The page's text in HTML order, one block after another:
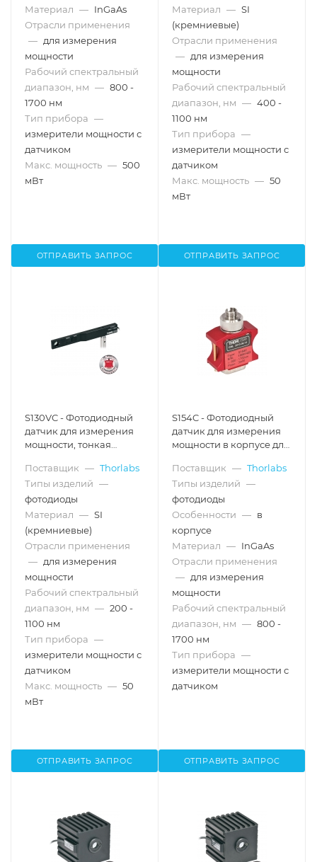
диапазон: 800 - 1700 нм,
макс. мощность: 500 мВт,
Thorlabs
Материал — InGaAs
Отрасли применения
— для измерения
мощности
Рабочий спектральный
диапазон, нм — 800 -
1700 нм
Тип прибора —
измерители мощности с
датчиком
Макс. мощность — 500
мВт
ОТПРАВИТЬ ЗАПРОС
диапазон: 400 - 1100 нм,
макс. мощность: 50 мВт,
Thorlabs
Материал — SI
(кремниевые)
Отрасли применения
— для измерения
мощности
Рабочий спектральный
диапазон, нм — 400 -
1100 нм
Тип прибора —
измерители мощности с
датчиком
Макс. мощность — 50
мВт
ОТПРАВИТЬ ЗАПРОС
S130VC - Фотодиодный
датчик для измерения
мощности, тонкая
кремний, рабочий
спектральный
диапазон: 200 - 1100 нм,
макс. мощность: 50 мВт,
Thorlabs
Поставщик — Thorlabs
Типы изделий —
фотодиоды
Материал — SI
(кремниевые)
Отрасли применения
— для измерения
мощности
Рабочий спектральный
диапазон, нм — 200 -
1100 нм
Тип прибора —
измерители мощности с
датчиком
Макс. мощность — 50
мВт
ОТПРАВИТЬ ЗАПРОС
S154C - Фотодиодный
датчик для измерения
мощности в корпусе для
оптоволокном, InGaAs,
рабочий спектральный
диапазон: 800 - 1700 нм,
макс. мощность: 3 мВт,
Поставщик — Thorlabs
Типы изделий —
фотодиоды
Особенности — в
корпусе
Материал — InGaAs
Отрасли применения
— для измерения
мощности
Рабочий спектральный
диапазон, нм — 800 -
1700 нм
Тип прибора —
измерители мощности с
датчиком
ОТПРАВИТЬ ЗАПРОС